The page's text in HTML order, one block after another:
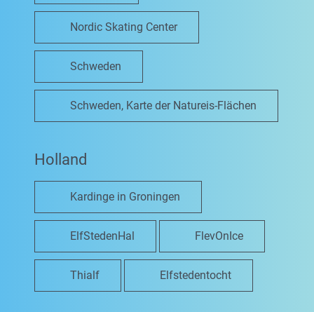
Nordic Skating Center
Schweden
Schweden, Karte der Natureis-Flächen
Holland
Kardinge in Groningen
ElfStedenHal FlevOnIce
Thialf Elfstedentocht